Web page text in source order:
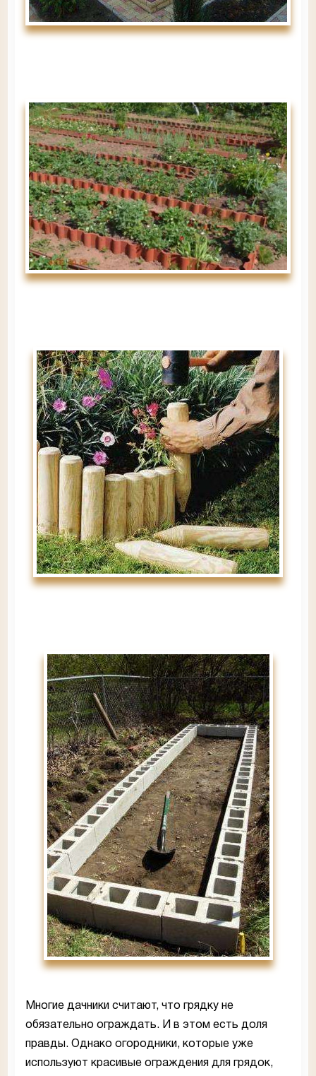
Многие дачники считают, что грядку не
обязательно ограждать. И в этом есть доля
правды. Однако огородники, которые уже
используют красивые ограждения для грядок,